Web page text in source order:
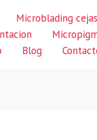
Microblading
Blog